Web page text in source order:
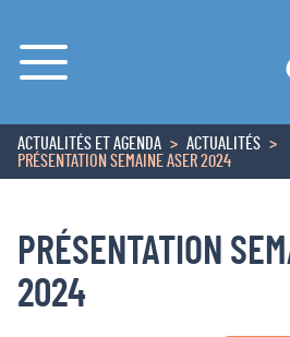
Menu
ACCUEIL
ACTUALITÉS ET AGENDA
ACTUALITÉS
PRÉSENTATION SEMAINE ASER 2024
PRÉSENTATION
2024